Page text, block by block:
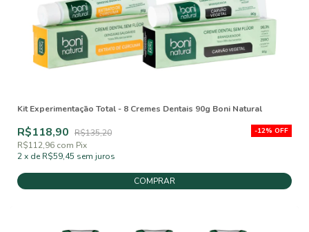
Kit Experimentação Total - 8 Cremes Dentais 90g Boni Natural
-12% OFF
R$118,90 R$135,20
R$112,96 com Pix
2x de R$59,45 sem juros